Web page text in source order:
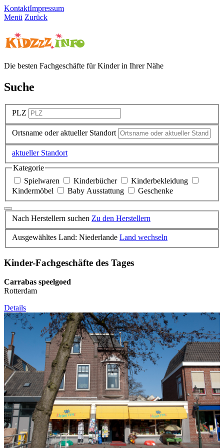
KontaktImpressum
Menü Zurück
Die besten Fachgeschäfte für Kinder in Ihrer Nähe
Suche
PLZ
Ortsname oder aktueller Standort
aktueller Standort
Kategorie
Spielwaren
Kinderbücher
Kinderbekleidung
Kindermöbel
Baby Ausstattung Geschenke
Nach Herstellern suchen Zu den Herstellern
Ausgewähltes Land: Niederlande Land wechseln
Kinder-Fachgeschäfte des Tages
Carrabas speelgoed
Rotterdam
Details